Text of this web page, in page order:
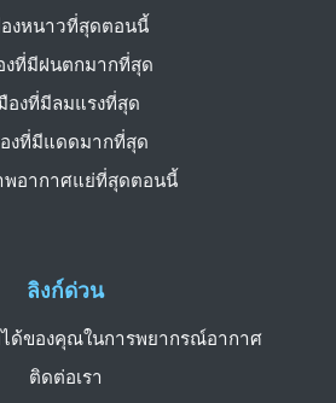
ลิงก์ด่วน
ด้ของคุณในการพยากรณ์อากาศ
ติดต่อเรา
องหนาวที่สุดตอนนี้
งที่มีฝนตกมากที่สุด
องที่มีลมแรงที่สุด
องที่มีแดดมากที่สุด
อากาศแย่ที่สุดตอนนี้